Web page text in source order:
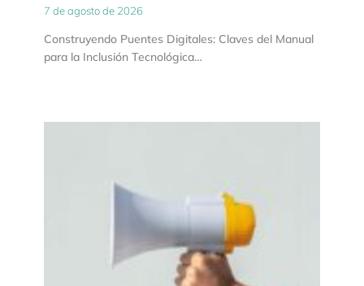
7 de agosto de 2026
Construyendo Puentes Digitales: Claves del Manual
para la Inclusión Tecnológica…